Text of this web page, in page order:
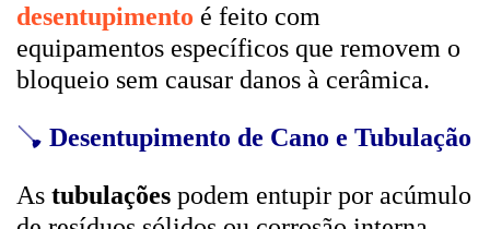
desentupimento é feito com
equipamentos específicos que removem o
bloqueio sem causar danos à cerâmica.
🪠 Desentupimento de Cano e Tubulação
As tubulações podem entupir por acúmulo